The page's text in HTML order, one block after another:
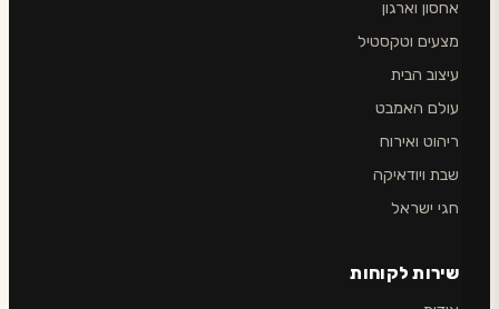
אחסון וארגון
מצעים וטקסטיל
עיצוב הבית
עולם האמבט
ריהוט ואירוח
שבת ויודאיקה
חגי ישראל
שירות לקוחות